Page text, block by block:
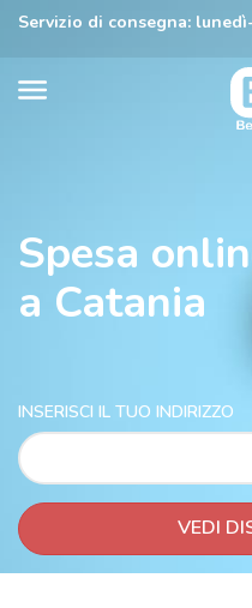
Servizio di consegna:
Spesa
a Catania
INSERISCI IL TUO INDIRIZZO
VEDI